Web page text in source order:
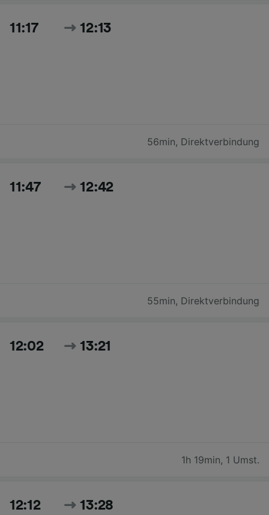
11:17 12:13
56min, Direktverbindung
11:47 12:42
55min, Direktverbindung
12:02 13:21
1h 19min, 1 Umst.
12:12 13:28